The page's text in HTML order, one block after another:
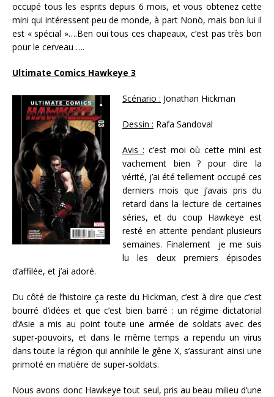
occupé tous les esprits depuis 6 mois, et vous obtenez cette
mini qui intéressent peu de monde, à part Nonö, mais bon lui il
est « spécial »….Ben oui tous ces chapeaux, c’est pas très bon
pour le cerveau ….
Ultimate Comics Hawkeye 3
Scénario : Jonathan Hickman
Dessin : Rafa Sandoval
Avis : c’est moi où cette mini est
vachement bien ? pour dire la
vérité, j’ai été tellement occupé ces
derniers mois que j’avais pris du
retard dans la lecture de certaines
séries, et du coup Hawkeye est
resté en attente pendant plusieurs
semaines. Finalement je me suis
lu les deux premiers épisodes
d’affilée, et j’ai adoré.
Du côté de l’histoire ça reste du Hickman, c’est à dire que c’est
bourré d’idées et que c’est bien barré : un régime dictatorial
d’Asie a mis au point toute une armée de soldats avec des
super-pouvoirs, et dans le même temps a rependu un virus
dans toute la région qui annihile le gêne X, s’assurant ainsi une
primoté en matière de super-soldats.
Nous avons donc Hawkeye tout seul, pris au beau milieu d’une